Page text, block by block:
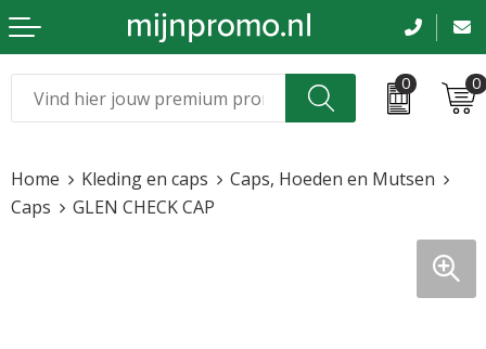
0 0
Kleding & caps
Sinterklaas
Home Kleding en caps
Caps, Hoeden en Mutsen
Caps
GLEN CHECK CAP